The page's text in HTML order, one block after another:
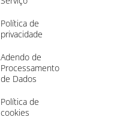
Política de
privacidade
Adendo de
Processamento
de Dados
Política de
cookies